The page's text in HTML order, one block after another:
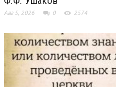
Авг 5, 2026 0 2574